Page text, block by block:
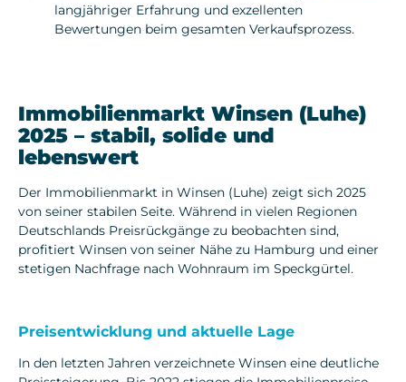
langjähriger Erfahrung und exzellenten
Bewertungen beim gesamten Verkaufsprozess.
Immobilienmarkt Winsen (Luhe)
2025 – stabil, solide und
lebenswert
Der Immobilienmarkt in Winsen (Luhe) zeigt sich 2025
von seiner stabilen Seite. Während in vielen Regionen
Deutschlands Preisrückgänge zu beobachten sind,
profitiert Winsen von seiner Nähe zu Hamburg und einer
stetigen Nachfrage nach Wohnraum im Speckgürtel.
Preisentwicklung und aktuelle Lage
In den letzten Jahren verzeichnete Winsen eine deutliche